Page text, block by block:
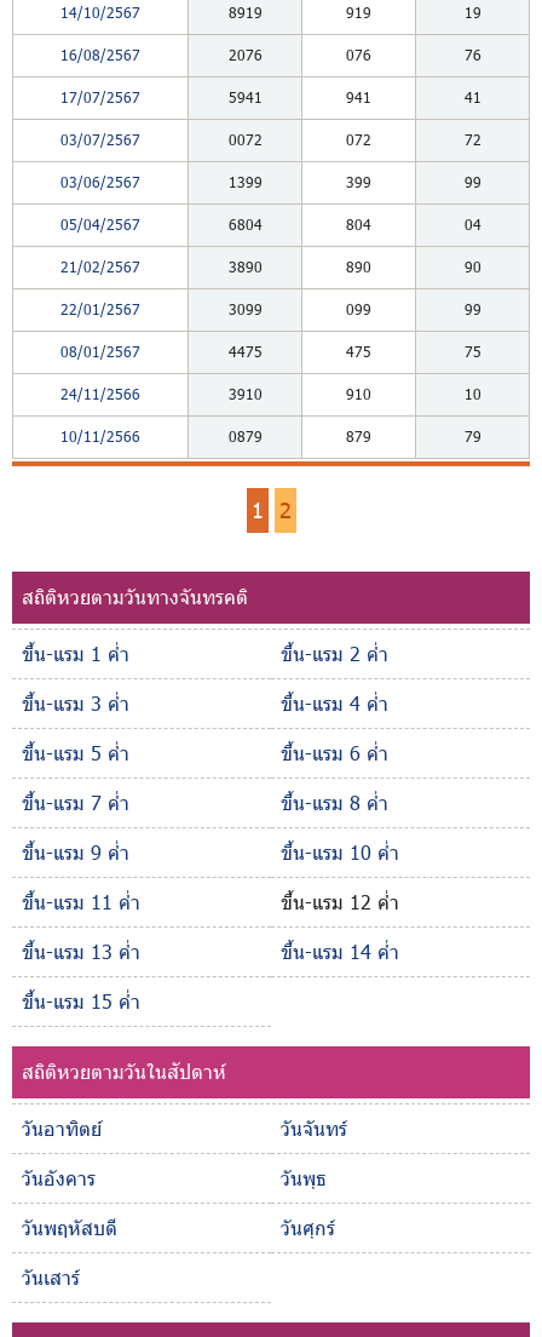
14/10/2567 8919 919 19
16/08/2567 2076 076 76
17/07/2567 5941 941 41
03/07/2567 0072 072 72
03/06/2567 1399 399 99
05/04/2567 6804 804 04
21/02/2567 3890 890 90
22/01/2567 3099 099 99
08/01/2567 4475 475 75
24/11/2566 3910 910 10
10/11/2566 0879 879 79
1 2
สถิติหวยตามวันทางจันทรคติ
ขึ้น-แรม 1 ค่ำ
ขึ้น-แรม 2 ค่ำ
ขึ้น-แรม 3 ค่ำ
ขึ้น-แรม 4 ค่ำ
ขึ้น-แรม 5 ค่ำ
ขึ้น-แรม 6 ค่ำ
ขึ้น-แรม 7 ค่ำ
ขึ้น-แรม 8 ค่ำ
ขึ้น-แรม 9 ค่ำ
ขึ้น-แรม 10 ค่ำ
ขึ้น-แรม 11 ค่ำ
ขึ้น-แรม 12 ค่ำ
ขึ้น-แรม 13 ค่ำ
ขึ้น-แรม 14 ค่ำ
ขึ้น-แรม 15 ค่ำ
สถิติหวยตามวันในสัปดาห์
วันอาทิตย์
วันจันทร์
วันอังคาร
วันพุธ
วันพฤหัสบดี
วันศุกร์
วันเสาร์